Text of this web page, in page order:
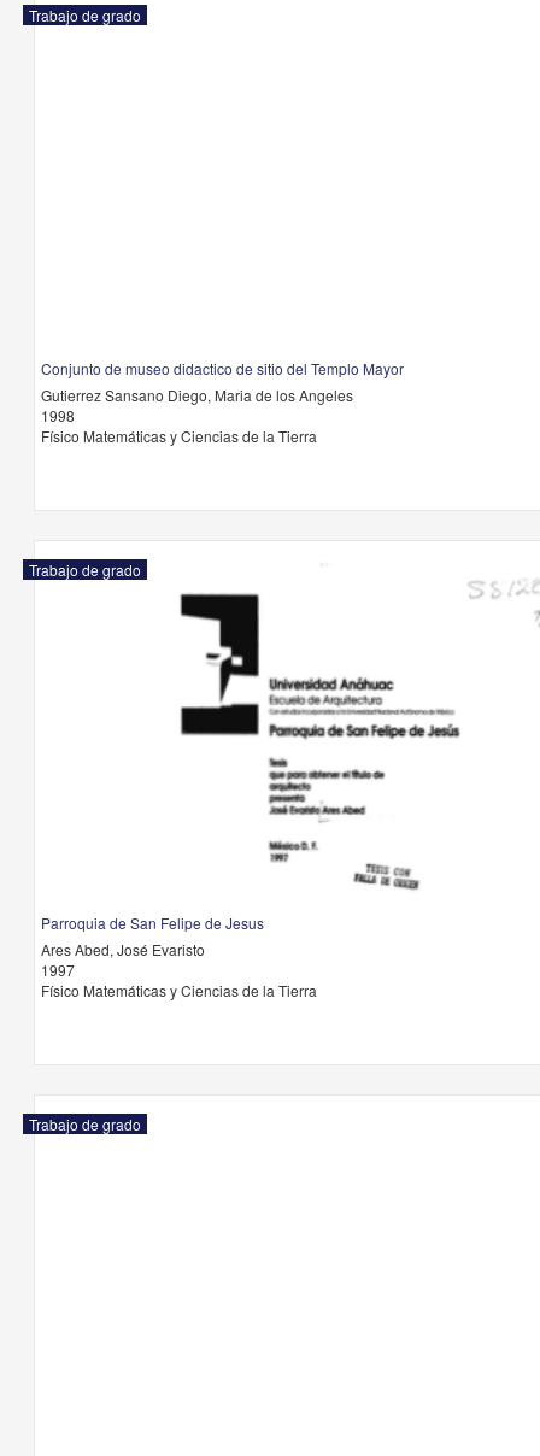
Trabajo de grado
Conjunto de museo didactico de sitio del Templo Mayor
Gutierrez Sansano Diego, Maria de los Angeles
1998
Físico Matemáticas y Ciencias de la Tierra
Trabajo de grado
Parroquia de San Felipe de Jesus
Ares Abed, José Evaristo
1997
Físico Matemáticas y Ciencias de la Tierra
Trabajo de grado